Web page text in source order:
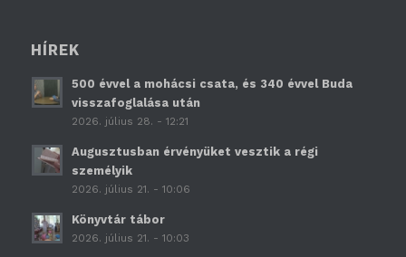
HÍREK
500 évvel a mohácsi csata, és 340 évvel Buda
visszafoglalása után
2026. július 28. - 12:21
Augusztusban érvényüket vesztik a régi
személyik
2026. július 21. - 10:06
Könyvtár tábor
2026. július 21. - 10:03